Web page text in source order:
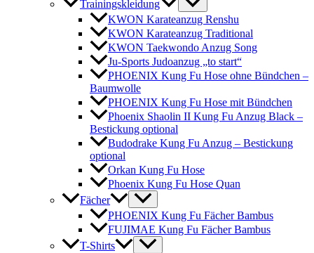
Trainingskleidung
KWON Karateanzug Renshu
KWON Karateanzug Traditional
KWON Taekwondo Anzug Song
Ju-Sports Judoanzug „to start“
PHOENIX Kung Fu Hose ohne Bündchen –
Baumwolle
PHOENIX Kung Fu Hose mit Bündchen
Phoenix Shaolin II Kung Fu Anzug Black –
Bestickung optional
Budodrake Kung Fu Anzug – Bestickung
optional
Orkan Kung Fu Hose
Phoenix Kung Fu Hose Quan
Fächer
PHOENIX Kung Fu Fächer Bambus
FUJIMAE Kung Fu Fächer Bambus
T-Shirts